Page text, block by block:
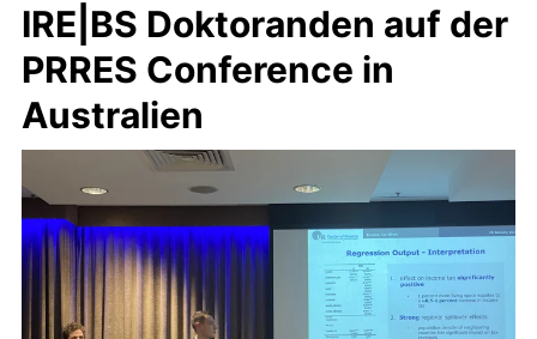
IRE|BS Doktoranden auf der
PRRES Conference in
Australien